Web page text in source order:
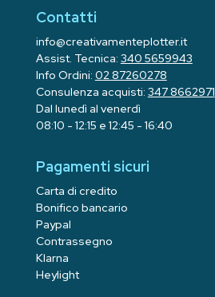
Contatti
info@creativamenteplotter.it
Assist. Tecnica: 340 5659943
Info Ordini: 02 87260278
Consulenza acquisti: 347 8662971
Dal lunedì al venerdì
08:10 - 12:15 e 12:45 - 16:40
Pagamenti sicuri
Carta di credito
Bonifico bancario
Paypal
Contrassegno
Klarna
Heylight